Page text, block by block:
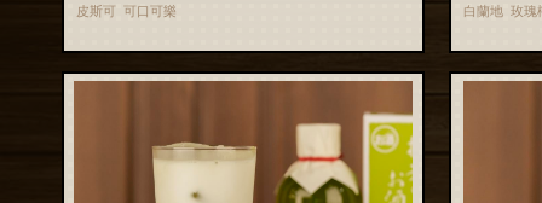
皮斯可 可口可樂 白蘭地 玫瑰